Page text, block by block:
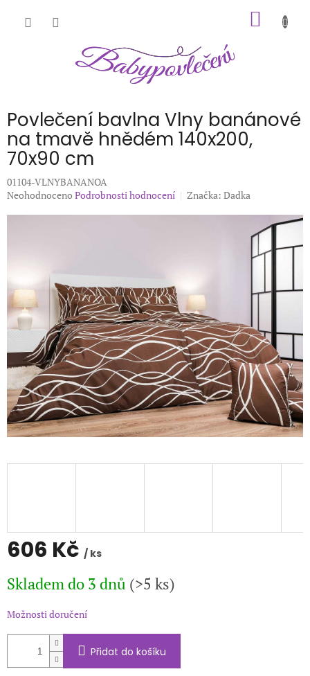
Povlečení bavlna Vlny banánové
na tmavě hnědém 140x200,
70x90 cm
01104-VLNYBANANOA
Průměrné
hvězdiček.
Neohodnoceno Podrobnosti hodnocení Značka: Dadka
606 Kč / ks
cena:
Skladem do 3 dnů (>5 ks)
Možnosti doručení
Přidat do košíku